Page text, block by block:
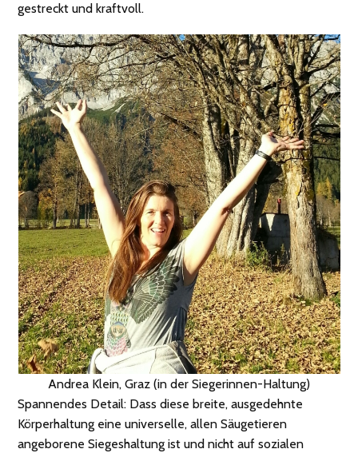
gestreckt und kraftvoll.
Andrea Klein, Graz (in der Siegerinnen-Haltung)
Spannendes Detail: Dass diese breite, ausgedehnte
Körperhaltung eine universelle, allen Säugetieren
angeborene Siegeshaltung ist und nicht auf sozialen